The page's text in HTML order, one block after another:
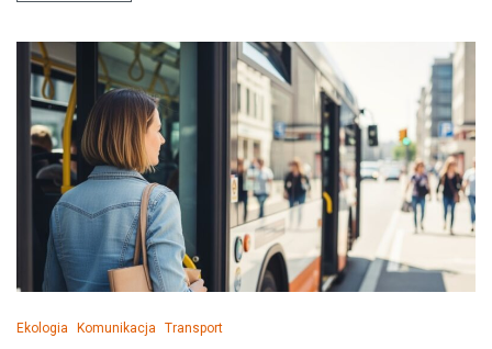
Ekologia Komunikacja Transport